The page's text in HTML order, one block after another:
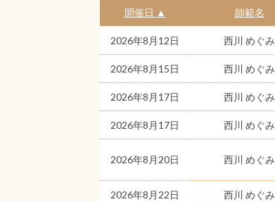
開催日 ▲ 師範名
2026年8月12日 西川 めぐみ
2026年8月15日 西川 めぐみ
2026年8月17日 西川 めぐみ
2026年8月17日 西川 めぐみ
2026年8月20日 西川 めぐみ
2026年8月22日 西川 めぐみ